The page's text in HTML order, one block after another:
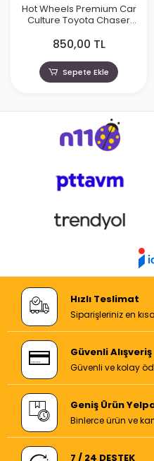
Hot Wheels Premium Car
Culture Toyota Chaser
Supra
850,00 TL
Sepete Ekle
Hızlı Teslimat
Siparişleriniz en
Güvenli Alışveriş
Güvenli ve kolay
Geniş Ürün
Binlerce ürün ve
7 / 24 DESTEK